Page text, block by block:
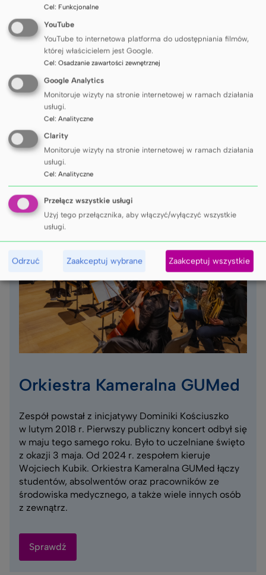
Chór GUMed
Chór Gdańskiego Uniwersytetu Medycznego to
jeden z najstarszych i najbardziej utytułowanych
akademickich zespołów chóralnych w Polsce.
Powstał w 1946 r. z inicjatywy Pawła Kuklińskiego.
Obecnie Chórem kieruje Błażej Połom, pod którego
batutą konsekwentnie umacniamy swoją pozycję na
polskiej i międzynarodowej scenie chóralnej.
Sprawdź
Orkiestra Kameralna GUMed
Zespół powstał z inicjatywy Dominiki Kościuszko
w lutym 2018 r. Pierwszy publiczny koncert odbył się
w maju tego samego roku. Było to uczelniane święto
z okazji 3 maja. Od 2024 r. zespołem kieruje
Wojciech Kubik. Orkiestra Kameralna GUMed łączy
studentów, absolwentów oraz pracowników ze
środowiska medycznego, a także wiele innych osób
z zewnątrz.
Sprawdź
Cel: Funkcjonalne
YouTube
YouTube to internetowa platforma do udostępniania filmów,
której właścicielem jest Google.
Cel: Osadzanie zawartości zewnętrznej
Google Analytics
Monitoruje wizyty na stronie internetowej w ramach działania
usługi.
Cel: Analityczne
Clarity
Monitoruje wizyty na stronie internetowej w ramach działania
usługi.
Cel: Analityczne
Przełącz wszystkie usługi
Użyj tego przełącznika, aby włączyć/wyłączyć wszystkie
usługi.
Odrzuć Zaakceptuj wybrane Zaakceptuj wszystkie